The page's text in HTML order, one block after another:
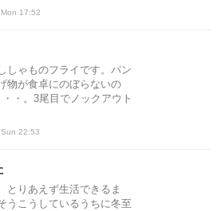
17:52
しゃものフライです。パン
物が食卓にのぼらないの
・。3尾目でノックアウト
22:53
とりあえず生活できるま
うこうしているうちに冬至